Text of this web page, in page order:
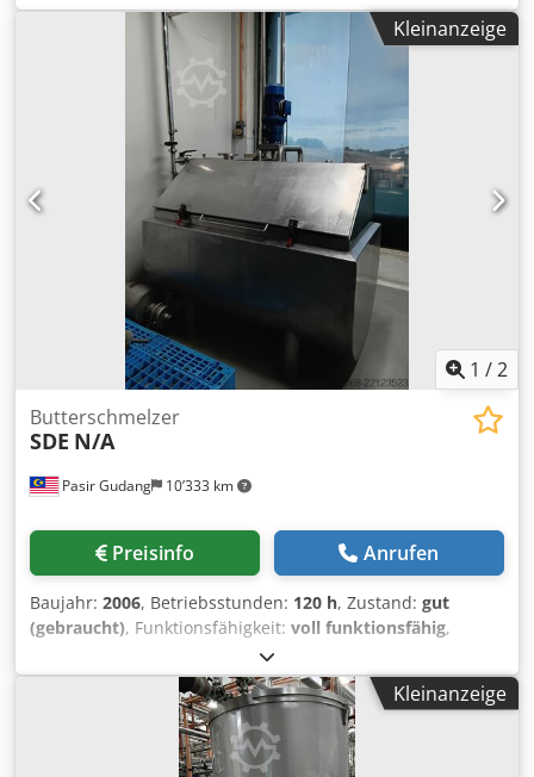
GEREINIGT! Artikelnummer: 10247 Crjdpfx Ahod A Tt Aeisf
Volumen: ca. 400L Typ: Stehend auf Füßen Material
(medienberührt): 1.4301 / AISI304 Ausführung:
Doppelmaltel Unterboden: Klöpperboden Oberboden:
Flachboden mit Klappdeckel Betriebsdruck lt. Typenschild:
ATM Abmessung Behälter: Behälterdurchmesser: 930mm
Zyl. Höhe: 450mm Gesamthöhe: Ca 1220mm Höhe der
Füße: 480mm Materialien: Innen: 1.4301 / AISI 304 Außen:
1.4301 / AISI 304 Einrichtungen: Doppelmantel um Zylinder
und Unterboden Diverse Anschlüsse Klappdeckel
Rührwerksaufnahme Typenschild
Kleinanzeige
1 /2
Pasir Gudang 10’333 km
Butterschmelzer
SDE N/A
Preisinfo Anrufen
Baujahr: 2006, Betriebsstunden: 120 h, Zustand: gut
(gebraucht), Funktionsfähigkeit: voll funktionsfähig,
Butter-Schmelzer mit Förderpumpe (Marke Technica
Pompe) Cedpfxszdgadj Ahisrf
Kleinanzeige